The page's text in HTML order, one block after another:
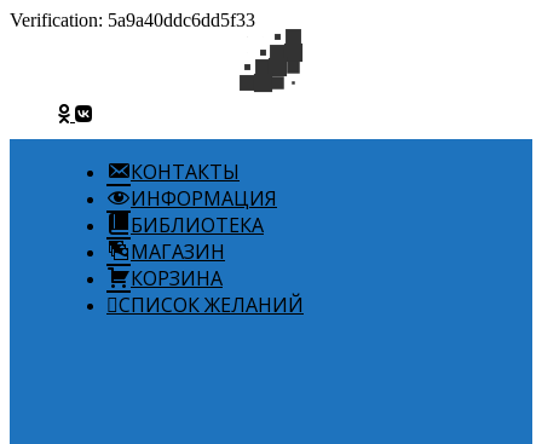
Verification: 5a9a40ddc6dd5f33
КОНТАКТЫ
ИНФОРМАЦИЯ
БИБЛИОТЕКА
МАГАЗИН
КОРЗИНА
СПИСОК ЖЕЛАНИЙ